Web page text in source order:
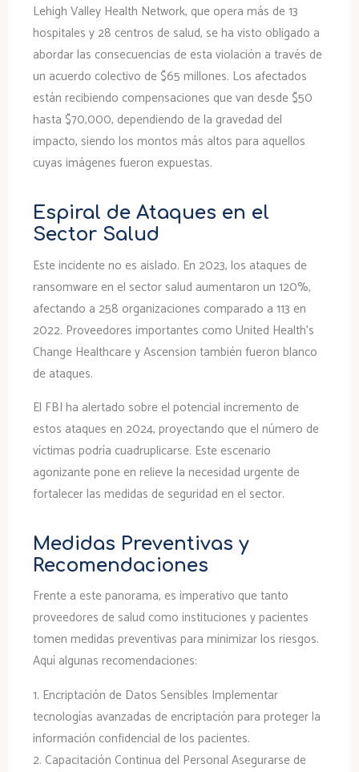
Lehigh Valley Health Network, que opera más de 13
hospitales y 28 centros de salud, se ha visto obligado a
abordar las consecuencias de esta violación a través de
un acuerdo colectivo de $65 millones. Los afectados
están recibiendo compensaciones que van desde $50
hasta $70,000, dependiendo de la gravedad del
impacto, siendo los montos más altos para aquellos
cuyas imágenes fueron expuestas.
Espiral de Ataques en el
Sector Salud
Este incidente no es aislado. En 2023, los ataques de
ransomware en el sector salud aumentaron un 120%,
afectando a 258 organizaciones comparado a 113 en
2022. Proveedores importantes como United Health’s
Change Healthcare y Ascension también fueron blanco
de ataques.
El FBI ha alertado sobre el potencial incremento de
estos ataques en 2024, proyectando que el número de
víctimas podría cuadruplicarse. Este escenario
agonizante pone en relieve la necesidad urgente de
fortalecer las medidas de seguridad en el sector.
Medidas Preventivas y
Recomendaciones
Frente a este panorama, es imperativo que tanto
proveedores de salud como instituciones y pacientes
tomen medidas preventivas para minimizar los riesgos.
Aquí algunas recomendaciones:
1. Encriptación de Datos Sensibles Implementar
tecnologías avanzadas de encriptación para proteger la
información confidencial de los pacientes.
2. Capacitación Continua del Personal Asegurarse de